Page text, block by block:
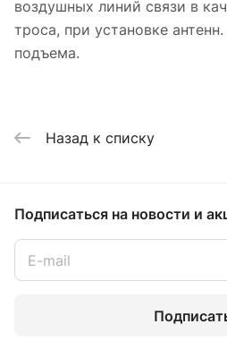
воздушных линий связи в
троса, при установке
подъема.
Назад к списку
Подписаться на новости и